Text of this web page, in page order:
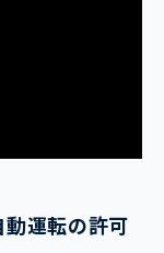
運転の許可